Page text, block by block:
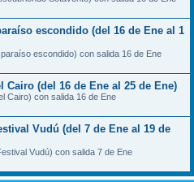
escondido (del 16 de Ene al 1
escondido) con salida 16 de Ene
(del 16 de Ene al 25 de Ene)
Cairo) con salida 16 de Ene
Vudú (del 7 de Ene al 19 de
Vudú) con salida 7 de Ene